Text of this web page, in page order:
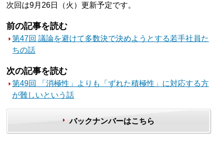
次回は9月26日（火）更新予定です。
前の記事を読む
第47回 議論を避けて多数決で決めようとする若手社員た
ちの話
次の記事を読む
第49回 「消極性」よりも「ずれた積極性」に対応する方
が難しいという話
バックナンバーはこちら